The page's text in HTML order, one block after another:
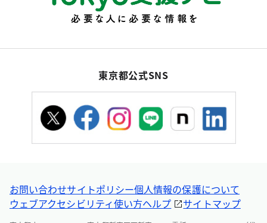
東京都公式SNS
お問い合わせサイトポリシー個人情報の保護について
ウェブアクセシビリティ使い方ヘルプ サイトマップ